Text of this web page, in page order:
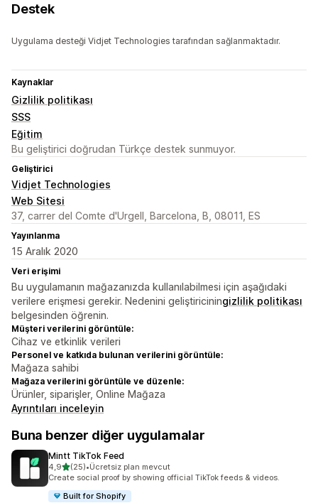
Destek
Uygulama desteği Vidjet Technologies tarafından sağlanmaktadır.
Kaynaklar
Gizlilik politikası
SSS
Eğitim
Bu geliştirici doğrudan Türkçe destek sunmuyor.
Geliştirici
Vidjet Technologies
Web Sitesi
37, carrer del Comte d'Urgell, Barcelona, B, 08011, ES
Yayınlanma
15 Aralık 2020
Veri erişimi
Bu uygulamanın mağazanızda kullanılabilmesi için aşağıdaki
verilere erişmesi gerekir. Nedenini geliştiriciningizlilik politikası
belgesinden öğrenin.
Müşteri verilerini görüntüle:
Cihaz ve etkinlik verileri
Personel ve katkıda bulunan verilerini görüntüle:
Mağaza sahibi
Mağaza verilerini görüntüle ve düzenle:
Ürünler, siparişler, Online Mağaza
Ayrıntıları inceleyin
Buna benzer diğer uygulamalar
Mintt TikTok Feed
4,95 yıldız üzerinden
(25)
toplam 25 değerlendirme
•Ücretsiz plan mevcut
Create social proof by showing official TikTok feeds & videos.
Built for Shopify